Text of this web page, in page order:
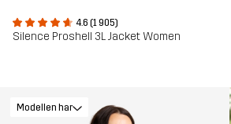
4.6 (1 905)
Silence Proshell 3L Jacket Women
Modellen har